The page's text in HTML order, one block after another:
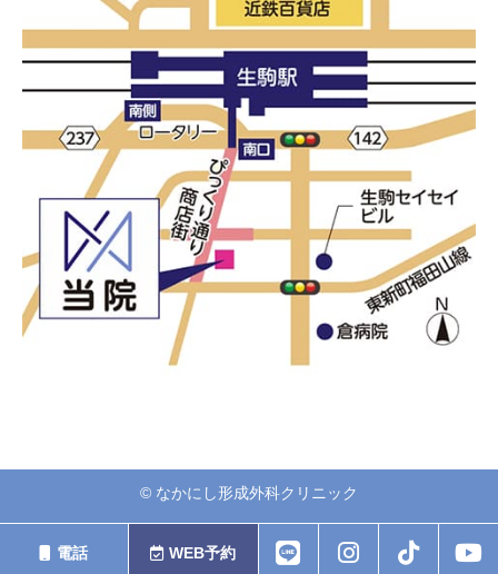
電話 WEB予約
© なかにし︎形成外科クリニック